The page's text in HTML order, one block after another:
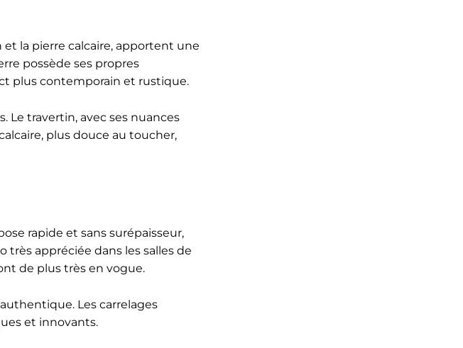
et la pierre calcaire, apportent une
possède ses propres
plus contemporain et rustique.
Le travertin, avec ses nuances
plus douce au toucher,
rapide et sans surépaisseur,
appréciée dans les salles de
de plus très en vogue.
Les carrelages
et innovants.